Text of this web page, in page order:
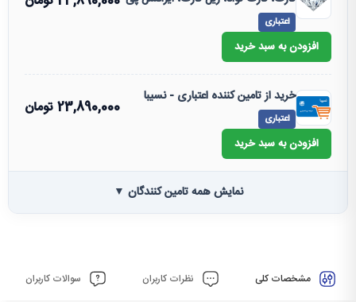
اعتباری
افزودن به سبد خرید
خرید از تامین کننده اعتباری - نسیبا
اعتباری
23,890,000تومان
افزودن به سبد خرید
نمایش همه تامین کنندگان ▼
مشخصات کلی نظرات کاربران سوالات کاربران